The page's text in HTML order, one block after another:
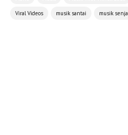
Viral Videos musik santai musik senja